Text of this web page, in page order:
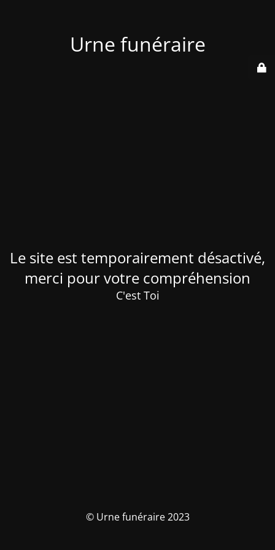
Urne funéraire
Le site est temporairement désactivé,
merci pour votre compréhension
C'est Toi
© Urne funéraire 2023